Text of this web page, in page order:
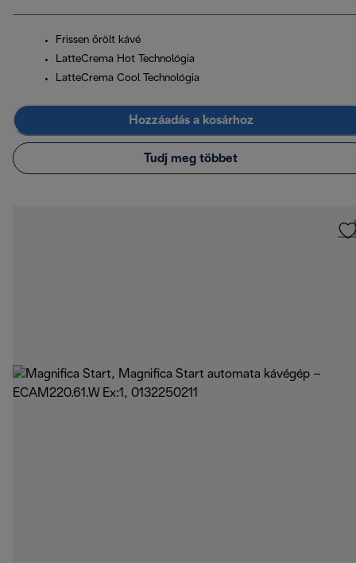
Frissen őrölt kávé
LatteCrema Hot Technológia
LatteCrema Cool Technológia
Hozzáadás a kosárhoz
Tudj meg többet